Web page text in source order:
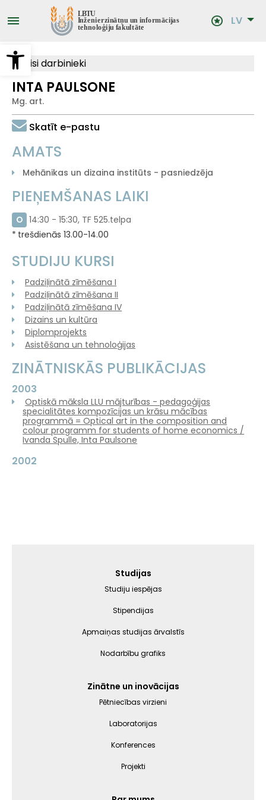
Open toolbar
uz
galveno LV
Visi darbinieki
INTA PAULSONE
Mg. art.
Skatīt e-pastu
AMATS
Mehānikas un dizaina institūts - pasniedzēja
PIEŅEMŠANAS LAIKI
O 14:30 - 15:30, TF 525.telpa
trešdienās 13.00-14.00
STUDIJU KURSI
Padziļinātā zīmēšana I
Padziļinātā zīmēšana II
Padziļinātā zīmēšana IV
Dizains un kultūra
Diplomprojekts
Asistēšana un tehnoloģijas
ZINĀTNISKĀS PUBLIKĀCIJAS
2003
Optiskā māksla LLU mājturības - pedagoģijas
specialitātes kompozīcijas un krāsu mācības
programmā = Optical art in the composition and
colour programm for students of home economics /
Ivanda Spulle, Inta Paulsone
2002
Studijas
Studiju iespējas
Stipendijas
Apmaiņas studijas ārvalstīs
Nodarbību grafiks
Zinātne un inovācijas
Pētniecības virzieni
Laboratorijas
Konferences
Projekti